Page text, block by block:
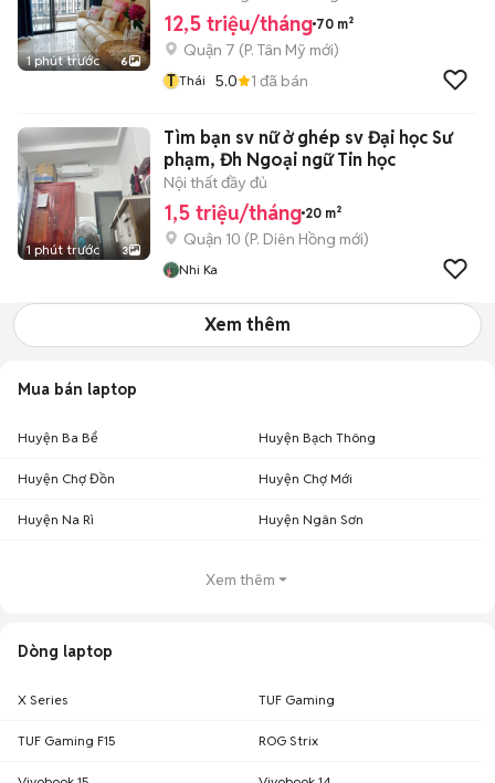
1 phút trước 6
12,5 triệu/tháng 70 m²
Quận 7 (P. Tân Mỹ mới)
T Thái 5.0 1 đã bán
1 phút trước 3
Tìm bạn sv nữ ở ghép sv Đại học Sư
phạm, Đh Ngoại ngữ Tin học
Nội thất đầy đủ
1,5 triệu/tháng 20 m²
Quận 10 (P. Diên Hồng mới)
Nhi Ka
Xem thêm
Mua bán laptop
Huyện Ba Bể Huyện Bạch Thông
Huyện Chợ Đồn Huyện Chợ Mới
Huyện Na Rì Huyện Ngân Sơn
Xem thêm
Dòng laptop
X Series TUF Gaming
TUF Gaming F15 ROG Strix